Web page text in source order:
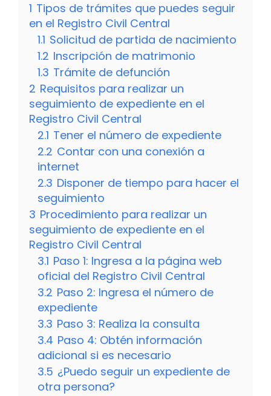
1 Tipos de trámites que puedes seguir
en el Registro Civil Central
1.1 Solicitud de partida de nacimiento
1.2 Inscripción de matrimonio
1.3 Trámite de defunción
2 Requisitos para realizar un
seguimiento de expediente en el
Registro Civil Central
2.1 Tener el número de expediente
2.2 Contar con una conexión a
internet
2.3 Disponer de tiempo para hacer el
seguimiento
3 Procedimiento para realizar un
seguimiento de expediente en el
Registro Civil Central
3.1 Paso 1: Ingresa a la página web
oficial del Registro Civil Central
3.2 Paso 2: Ingresa el número de
expediente
3.3 Paso 3: Realiza la consulta
3.4 Paso 4: Obtén información
adicional si es necesario
3.5 ¿Puedo seguir un expediente de
otra persona?